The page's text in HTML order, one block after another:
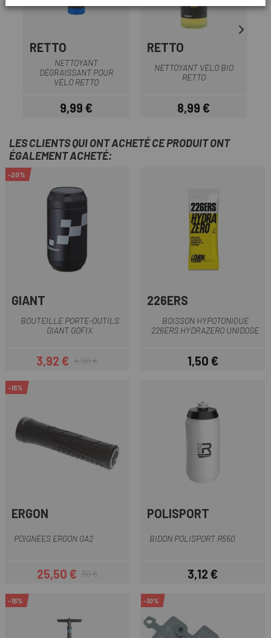
RETTO
NETTOYANT
DÉGRAISSANT POUR
VÉLO RETTO
Prix
9,99 €
RETTO
NETTOYANT VÉLO BIO
RETTO
Prix
8,99 €
LES CLIENTS QUI ONT ACHETÉ CE PRODUIT ONT
ÉGALEMENT ACHETÉ:
-20%
GIANT
BOUTEILLE PORTE-OUTILS
GIANT GOFIX
Prix
3,92 €Prix habituel
4,90 €
226ERS
BOISSON HYPOTONIQUE
226ERS HYDRAZERO UNIDOSE
Prix
1,50 €
-15%
ERGON
POIGNÉES ERGON GA2
Prix
25,50 €Prix habituel
30 €
POLISPORT
BIDON POLISPORT R550
Prix
3,12 €
-15% -10%